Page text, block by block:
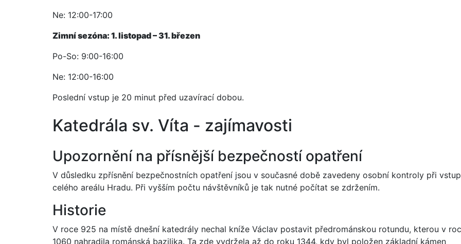
Ne: 12:00-17:00
Zimní sezóna: 1. listopad – 31. březen
Po-So: 9:00-16:00
Ne: 12:00-16:00
Poslední vstup je 20 minut před uzavírací dobou.
Katedrála sv. Víta - zajímavosti
Upozornění na přísnější bezpečností opatření
V důsledku zpřísnění bezpečnostních opatření jsou v současné době zavedeny osobní kontroly při
celého areálu Hradu. Při vyšším počtu návštěvníků je tak nutné počítat se zdržením.
Historie
V roce 925 na místě dnešní katedrály nechal kníže Václav postavit předrománskou rotundu, kterou v
1060 nahradila románská bazilika. Ta zde vydržela až do roku 1344, kdy byl položen základní kámen